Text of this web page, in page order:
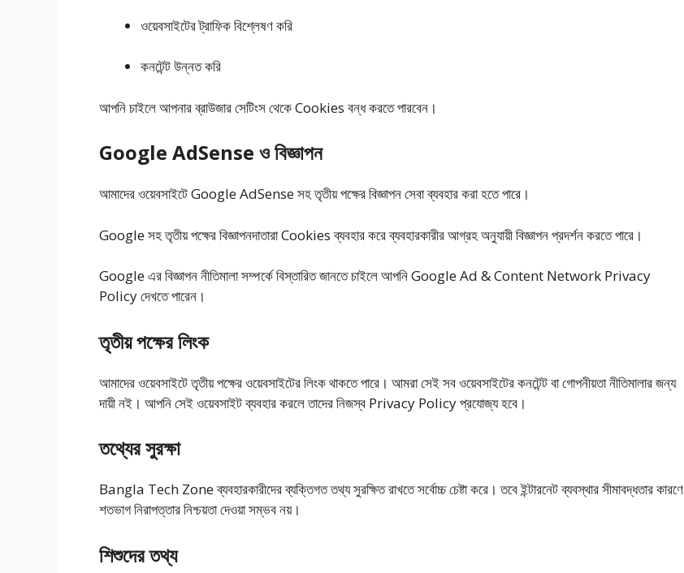
ওয়েবসাইটের ট্রাফিক বিশ্লেষণ করি
কনটেন্ট উন্নত করি
আপনি চাইলে আপনার ব্রাউজার সেটিংস থেকে Cookies বন্ধ করতে পারবেন।
Google AdSense ও বিজ্ঞাপন
আমাদের ওয়েবসাইটে Google AdSense সহ তৃতীয় পক্ষের বিজ্ঞাপন সেবা ব্যবহার করা হতে পারে।
Google সহ তৃতীয় পক্ষের বিজ্ঞাপনদাতারা Cookies ব্যবহার করে ব্যবহারকারীর আগ্রহ অনুযায়ী বিজ্ঞাপন প্রদর্শন করতে পারে।
Google এর বিজ্ঞাপন নীতিমালা সম্পর্কে বিস্তারিত জানতে চাইলে আপনি Google Ad & Content Network Privacy
Policy দেখতে পারেন।
তৃতীয় পক্ষের লিংক
আমাদের ওয়েবসাইটে তৃতীয় পক্ষের ওয়েবসাইটের লিংক থাকতে পারে। আমরা সেই সব ওয়েবসাইটের কনটেন্ট বা গোপনীয়তা নীতিমালার জন্য
দায়ী নই। আপনি সেই ওয়েবসাইট ব্যবহার করলে তাদের নিজস্ব Privacy Policy প্রযোজ্য হবে।
তথ্যের সুরক্ষা
Bangla Tech Zone ব্যবহারকারীদের ব্যক্তিগত তথ্য সুরক্ষিত রাখতে সর্বোচ্চ চেষ্টা করে। তবে ইন্টারনেট ব্যবস্থার সীমাবদ্ধতার কারণে
শতভাগ নিরাপত্তার নিশ্চয়তা দেওয়া সম্ভব নয়।
শিশুদের তথ্য